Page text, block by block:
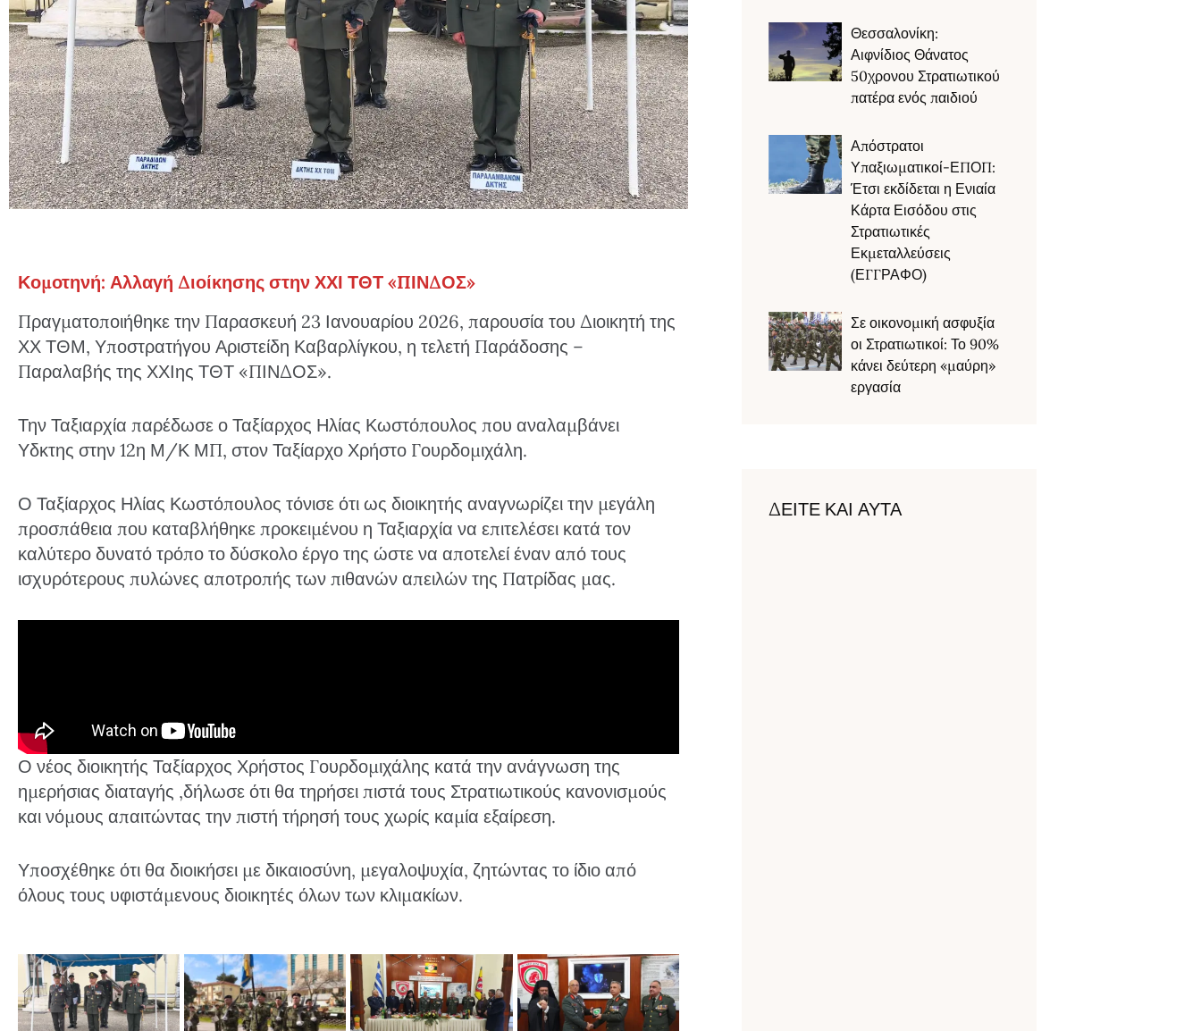
Κομοτηνή: Αλλαγή Διοίκησης στην ΧΧΙ ΤΘΤ «ΠΙΝΔΟΣ»
Πραγματοποιήθηκε την Παρασκευή 23 Ιανουαρίου 2026, παρουσία του Διοικητή της
ΧΧ ΤΘΜ, Υποστρατήγου Αριστείδη Καβαρλίγκου, η τελετή Παράδοσης –
Παραλαβής της ΧΧΙης ΤΘΤ «ΠΙΝΔΟΣ».
Την Ταξιαρχία παρέδωσε ο Ταξίαρχος Ηλίας Κωστόπουλος που αναλαμβάνει
Υδκτης στην 12η Μ/Κ ΜΠ, στον Ταξίαρχο Χρήστο Γουρδομιχάλη.
Ο Ταξίαρχος Ηλίας Κωστόπουλος τόνισε ότι ως διοικητής αναγνωρίζει την μεγάλη
προσπάθεια που καταβλήθηκε προκειμένου η Ταξιαρχία να επιτελέσει κατά τον
καλύτερο δυνατό τρόπο το δύσκολο έργο της ώστε να αποτελεί έναν από τους
ισχυρότερους πυλώνες αποτροπής των πιθανών απειλών της Πατρίδας μας.
Ο νέος διοικητής Ταξίαρχος Χρήστος Γουρδομιχάλης κατά την ανάγνωση της
ημερήσιας διαταγής ,δήλωσε ότι θα τηρήσει πιστά τους Στρατιωτικούς κανονισμούς
και νόμους απαιτώντας την πιστή τήρησή τους χωρίς καμία εξαίρεση.
Υποσχέθηκε ότι θα διοικήσει με δικαιοσύνη, μεγαλοψυχία, ζητώντας το ίδιο από
όλους τους υφιστάμενους διοικητές όλων των κλιμακίων.
Θεσσαλονίκη:
Αιφνίδιος Θάνατος
50χρονου Στρατιωτικού
πατέρα ενός παιδιού
Απόστρατοι
Υπαξιωματικοί-ΕΠΟΠ:
Έτσι εκδίδεται η Ενιαία
Κάρτα Εισόδου στις
Στρατιωτικές
Εκμεταλλεύσεις
(ΕΓΓΡΑΦΟ)
Σε οικονομική ασφυξία
οι Στρατιωτικοί: Το 90%
κάνει δεύτερη «μαύρη»
εργασία
ΔΕΙΤΕ ΚΑΙ ΑΥΤΑ